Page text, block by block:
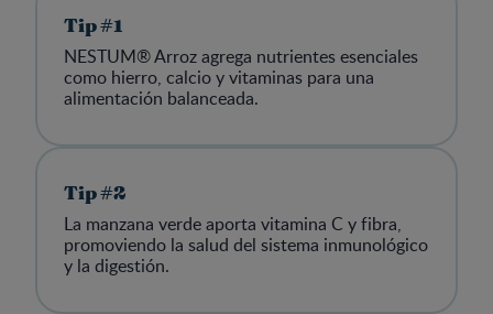
Tip #1
NESTUM® Arroz agrega nutrientes esenciales
como hierro, calcio y vitaminas para una
alimentación balanceada.
Tip #2
La manzana verde aporta vitamina C y fibra,
promoviendo la salud del sistema inmunológico
y la digestión.